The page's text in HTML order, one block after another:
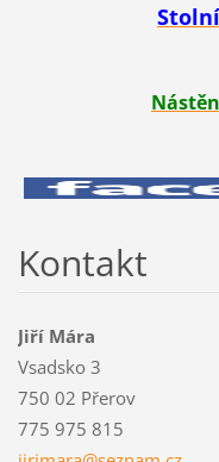
Kontakt
Jiří Mára
Vsadsko 3
750 02 Přerov
775 975 815